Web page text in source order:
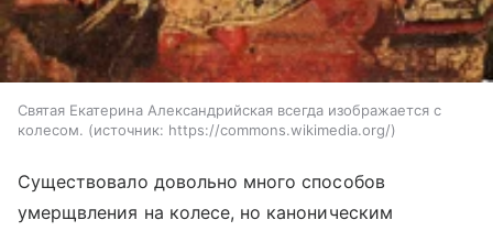
Святая Екатерина Александрийская всегда изображается с
колесом.
источник: https://commons.wikimedia.org/
Существовало довольно много способов
умерщвления на колесе, но каноническим